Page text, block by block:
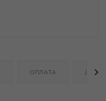
ОПЛАТА